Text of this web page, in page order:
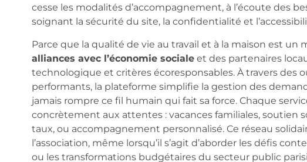
cesse les modalités d’accompagnement, à l’écoute des
soignant la sécurité du site, la confidentialité et
Parce que la qualité de vie au travail et à la maison est un
alliances avec l’économie socialeet des partenaires
technologique et critères écoresponsables. À travers des
performants, la plateforme simplifie la gestion des
jamais rompre ce fil humain qui fait sa force. Chaque
concrètement aux attentes : vacances familiales, soutien
taux, ou accompagnement personnalisé. Ce réseau
l’association, même lorsqu’il s’agit d’aborder les défis
ou les transformations budgétaires du secteur public